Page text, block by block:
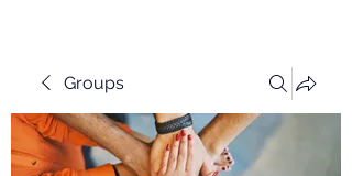
Groups